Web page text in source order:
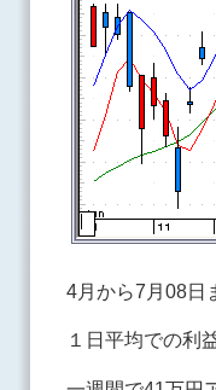
4月から7月08日
１日平均での利